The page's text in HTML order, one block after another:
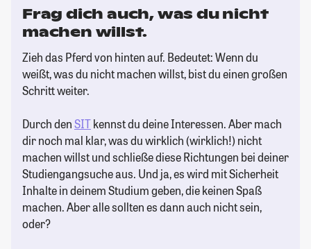
Frag dich auch, was du nicht
machen willst.
Zieh das Pferd von hinten auf. Bedeutet: Wenn du
weißt, was du nicht machen willst, bist du einen großen
Schritt weiter.
Durch denSITkennst du deine Interessen. Aber mach
dir noch mal klar, was du wirklich (wirklich!) nicht
machen willst und schließe diese Richtungen bei deiner
Studiengangsuche aus. Und ja, es wird mit Sicherheit
Inhalte in deinem Studium geben, die keinen Spaß
machen. Aber alle sollten es dann auch nicht sein,
oder?